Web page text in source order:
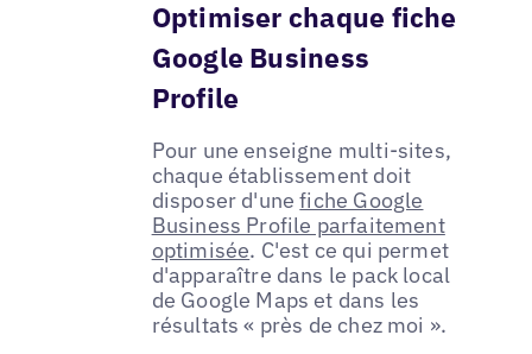
Optimiser chaque fiche
Google Business
Profile
Pour une enseigne multi-sites,
chaque établissement doit
disposer d'unefiche Google
Business Profile parfaitement
optimisée. C'est ce qui permet
d'apparaître dans le pack local
de Google Maps et dans les
résultats « près de chez moi ».